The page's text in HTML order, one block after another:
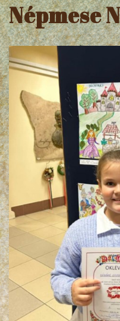
Népmese